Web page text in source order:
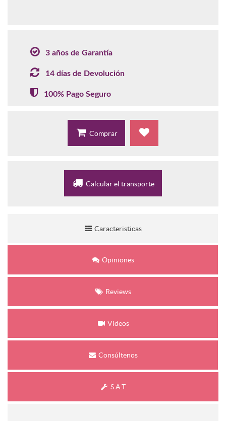
3 años de Garantía
14 días de Devolución
100% Pago Seguro
Comprar
Calcular el transporte
Caracteristicas
Opiniones
Reviews
Videos
Consúltenos
S.A.T.